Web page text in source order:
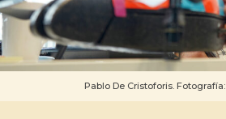
Pablo De Cristoforis.